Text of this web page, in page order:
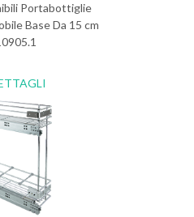
Portabottiglie
Base Da 15 cm